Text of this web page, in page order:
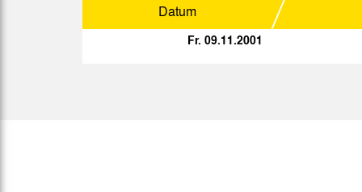
15:00 Uhr
Datum
Fr. 09.11.2001